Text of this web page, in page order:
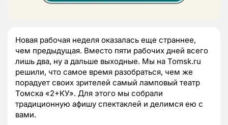
Новая рабочая неделя оказалась еще страннее,
чем предыдущая. Вместо пяти рабочих дней всего
лишь два, ну а дальше выходные. Мы на Tomsk.ru
решили, что самое время разобраться, чем же
порадует своих зрителей самый ламповый театр
Томска «2+КУ». Для этого мы собрали
традиционную афишу спектаклей и делимся ею с
вами.